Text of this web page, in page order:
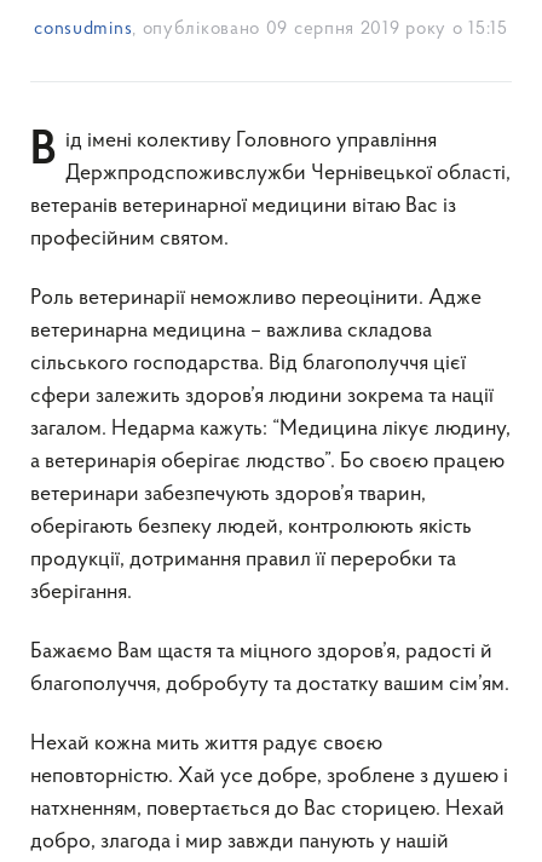
consudmins, опубліковано 09 серпня 2019 року о 15:15
Від імені колективу Головного управління Держпродспоживслужби Чернівецької області,
ветеранів ветеринарної медицини вітаю Вас із
професійним святом.
Роль ветеринарії неможливо переоцінити. Адже
ветеринарна медицина – важлива складова
сільського господарства. Від благополуччя цієї
сфери залежить здоров’я людини зокрема та нації
загалом. Недарма кажуть: “Медицина лікує людину,
а ветеринарія оберігає людство”. Бо своєю працею
ветеринари забезпечують здоров’я тварин,
оберігають безпеку людей, контролюють якість
продукції, дотримання правил її переробки та
зберігання.
Бажаємо Вам щастя та міцного здоров’я, радості й
благополуччя, добробуту та достатку вашим сім’ям.
Нехай кожна мить життя радує своєю
неповторністю. Хай усе добре, зроблене з душею і
натхненням, повертається до Вас сторицею. Нехай
добро, злагода і мир завжди панують у нашій